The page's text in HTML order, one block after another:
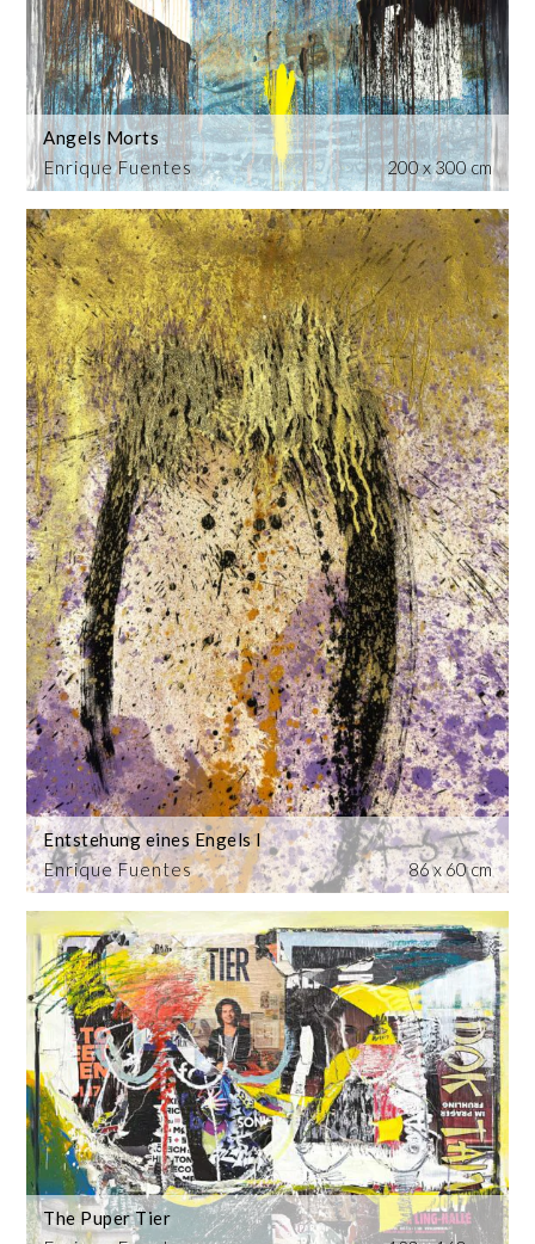
Enrique Fuentes
Angels Morts
200 x 300 cm
Enrique Fuentes
Entstehung eines Engels I
86 x 60 cm
The Puper Tier